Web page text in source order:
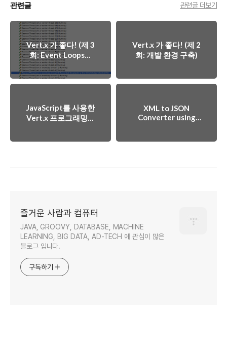
관련글 관련글 더보기
Vert.x 가 좋다! (제 3
회: Event Loops와
Verticle Instances)
Vert.x 가 좋다! (제 2
회: 개발 환경 구축)
JavaScript를 사용한
Vert.x 프로그래밍시
XML to JSON
Converter using
즐거운 사람과 컴퓨터
JAVA, GROOVY, DATABASE, MACHINE
LEARNING, BIG DATA, AD-TECH 에 관심이 많은
블로그 입니다.
구독하기